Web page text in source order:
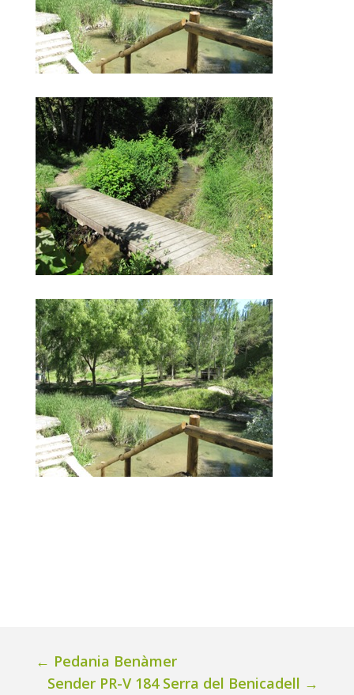
← Pedania Benàmer
Sender PR-V 184 Serra del Benicadell →